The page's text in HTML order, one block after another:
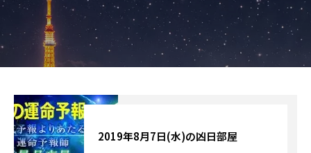
最恐の相性占い
秘伝公開！吉凶カレンダー
記事カテゴリー
ブログ
2019年8月7日(水)の凶日部屋